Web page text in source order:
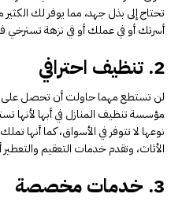
تحتاج إلى بذل جهد، مما يوفر لك
أسرتك أو في عملك أو في نزهة تسترخي
2. تنظيف احترافي
لن تستطع مهما حاولت أن تحصل على
مؤسسة تنظيف المنازل في أبها
نوعها لا تتوفر في الأسواق، كما أنها
الأثاث، وتقدم خدمات التعقيم والتعطير
3. خدمات مخصصة